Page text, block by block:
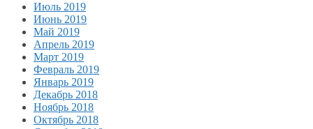
Июль 2019
Июнь 2019
Май 2019
Апрель 2019
Март 2019
Февраль 2019
Январь 2019
Декабрь 2018
Ноябрь 2018
Октябрь 2018